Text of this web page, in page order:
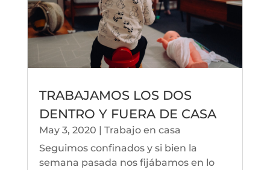
TRABAJAMOS LOS DOS
DENTRO Y FUERA DE CASA
May 3, 2020 | Trabajo en casa
Seguimos confinados y si bien la
semana pasada nos fijábamos en lo